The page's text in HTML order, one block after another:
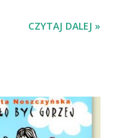
a kilka
TUTAJ . Gdy już
a Amber - z
CZYTAJ DALEJ »